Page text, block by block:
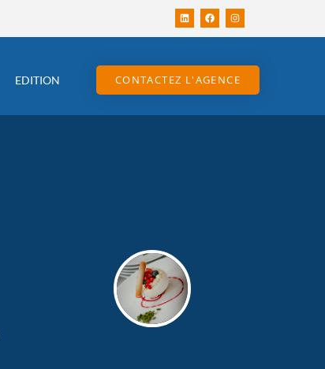
EDITION CONTACTEZ L'AGENCE